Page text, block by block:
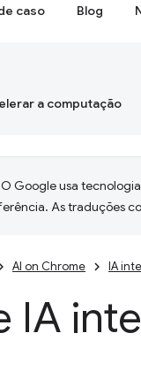
caso Blog
a computação
O Google usa
As traduções
AI on Chrome IA
IA